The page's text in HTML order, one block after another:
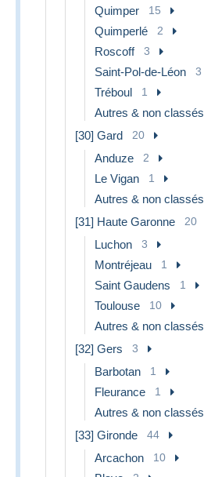
Quimper 15
Quimperlé 2
Roscoff 3
Saint-Pol-de-Léon 3
Tréboul 1
Autres & non classés
[30] Gard 20
Anduze 2
Le Vigan 1
Autres & non classés
[31] Haute Garonne 20
Luchon 3
Montréjeau 1
Saint Gaudens 1
Toulouse 10
Autres & non classés
[32] Gers 3
Barbotan 1
Fleurance 1
Autres & non classés
[33] Gironde 44
Arcachon 10